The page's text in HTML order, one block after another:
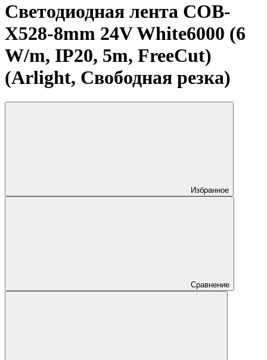
Светодиодная лента COB-
X528-8mm 24V White6000 (6
W/m, IP20, 5m, FreeCut)
(Arlight, Свободная резка)
Избранное
Сравнение